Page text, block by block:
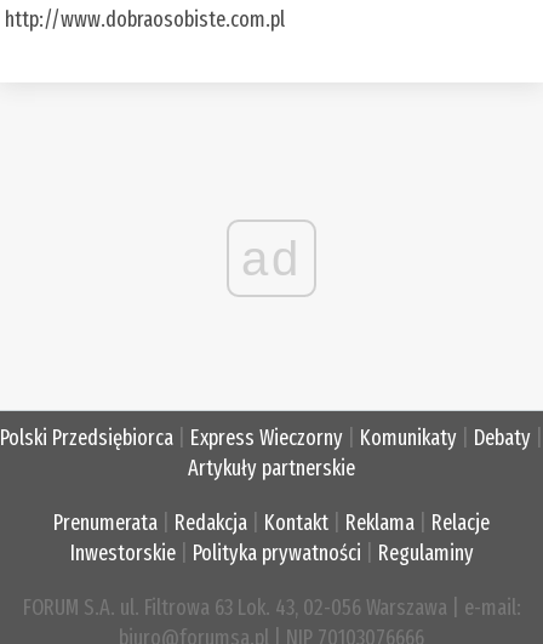
http://www.dobraosobiste.com.pl
ad
Polski Przedsiębiorca Express Wieczorny Komunikaty Debaty
Artykuły partnerskie
Prenumerata Redakcja Kontakt Reklama
Relacje
Inwestorskie| Polityka prywatności Regulaminy
FORUM S.A. ul. Filtrowa 63 Lok. 43, 02-056 Warszawa | e-mail:
biuro@forumsa.pl | NIP 70103076666